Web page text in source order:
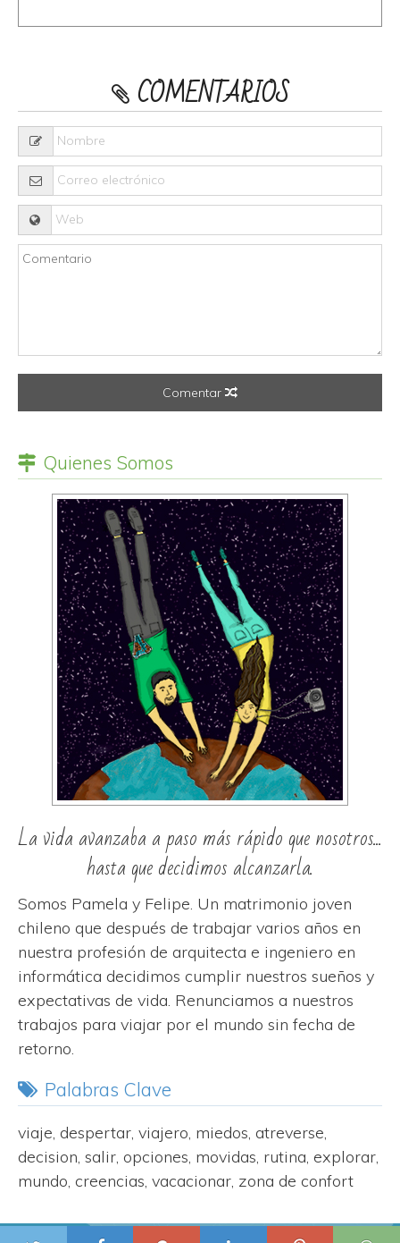
COMENTARIOS
Comentar
Quienes Somos
La vida avanzaba a paso más rápido que nosotros...
hasta que decidimos alcanzarla.
Somos Pamela y Felipe. Un matrimonio joven
chileno que después de trabajar varios años en
nuestra profesión de arquitecta e ingeniero en
informática decidimos cumplir nuestros sueños y
expectativas de vida. Renunciamos a nuestros
trabajos para viajar por el mundo sin fecha de
retorno.
Palabras Clave
viaje, despertar, viajero, miedos, atreverse,
decision, salir, opciones, movidas, rutina, explorar,
mundo, creencias, vacacionar, zona de confort